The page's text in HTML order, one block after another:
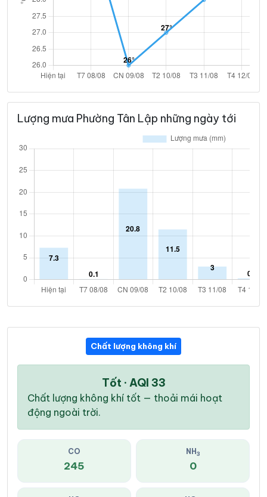
Lượng mưa Phường Tân Lập những ngày tới
Chất lượng không khí
Tốt · AQI 33
Chất lượng không khí tốt — thoải mái hoạt
động ngoài trời.
CO
245
NH 3
0